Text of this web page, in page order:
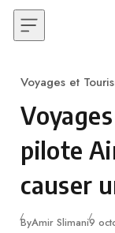
Skip to content
Category
Voyages et
pilote
causer
ByAmir Slimani9